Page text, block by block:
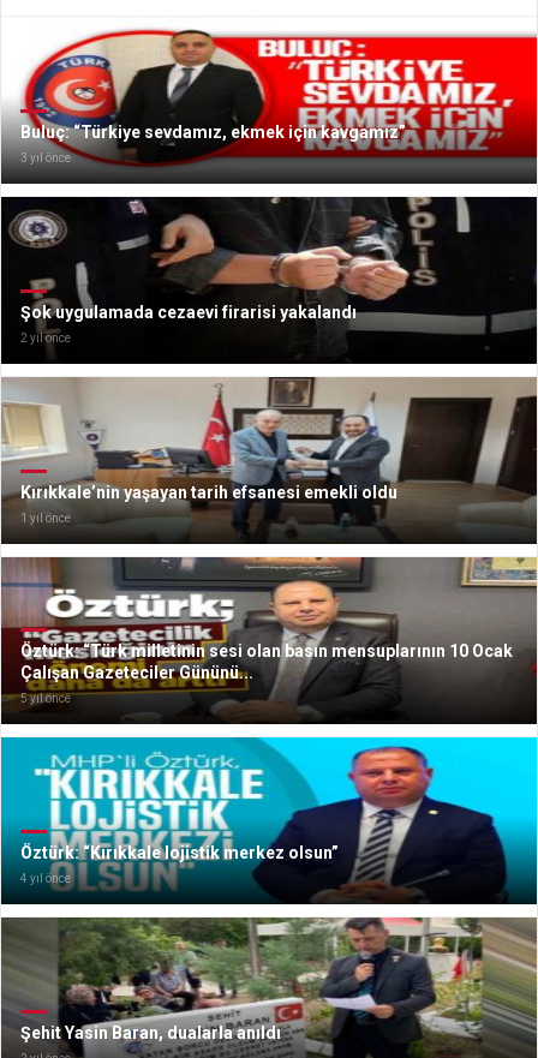
Buluç: “Türkiye sevdamız, ekmek için kavgamız”
3 yıl önce
Şok uygulamada cezaevi firarisi yakalandı
2 yıl önce
Kırıkkale’nin yaşayan tarih efsanesi emekli oldu
1 yıl önce
Öztürk: “Türk milletinin sesi olan basın mensuplarının 10 Ocak
Çalışan Gazeteciler Gününü...
5 yıl önce
Öztürk: “Kırıkkale lojistik merkez olsun”
4 yıl önce
Şehit Yasin Baran, dualarla anıldı